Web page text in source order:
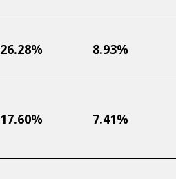
8.93%
26.28%
7.41%
17.60%